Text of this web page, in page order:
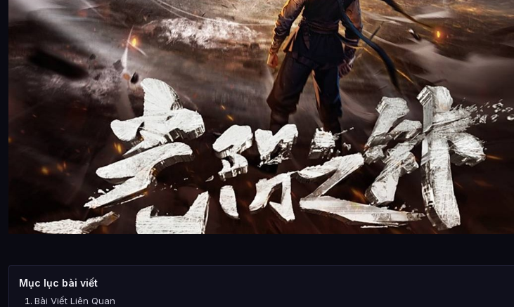
Mục lục bài viết
Bài Viết Liên Quan